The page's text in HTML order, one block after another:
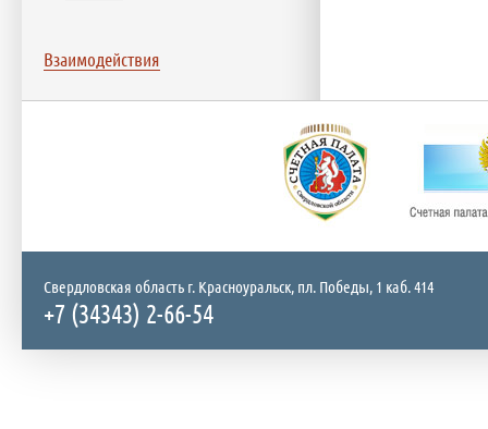
Взаимодействия
Свердловская область г. Красноуральск, пл. Победы, 1 каб. 414
+7 (34343) 2-66-54